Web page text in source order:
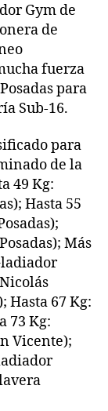
Gym de
de
fuerza
para
Sub-16.
para
de la
49 Kg:
Hasta 55
Más
Hasta 67 Kg:
73 Kg:
Vicente);